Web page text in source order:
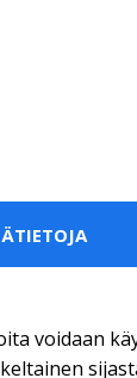
voidaan